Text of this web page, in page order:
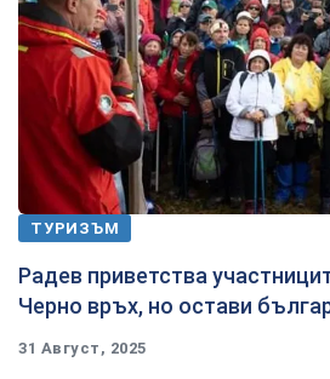
ТУРИЗЪМ
Радев приветства
Черно връх, но остави
31 Август, 2025